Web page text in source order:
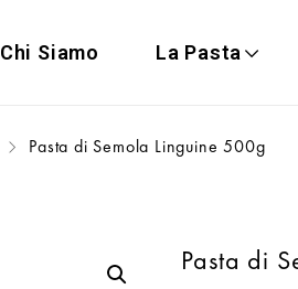
Chi Siamo La Pasta
Pasta di Semola Linguine 500g
Pasta di